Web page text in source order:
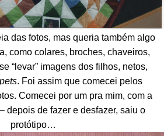
das fotos, mas queria também algo
como colares, broches, chaveiros,
“levar” imagens dos filhos, netos,
pets. Foi assim que comecei pelos
Comecei por um pra mim, com a
depois de fazer e desfazer, saiu o
protótipo…